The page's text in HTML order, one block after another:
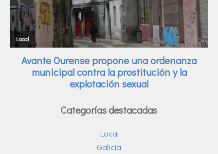
Categorías destacadas
Local
Galicia